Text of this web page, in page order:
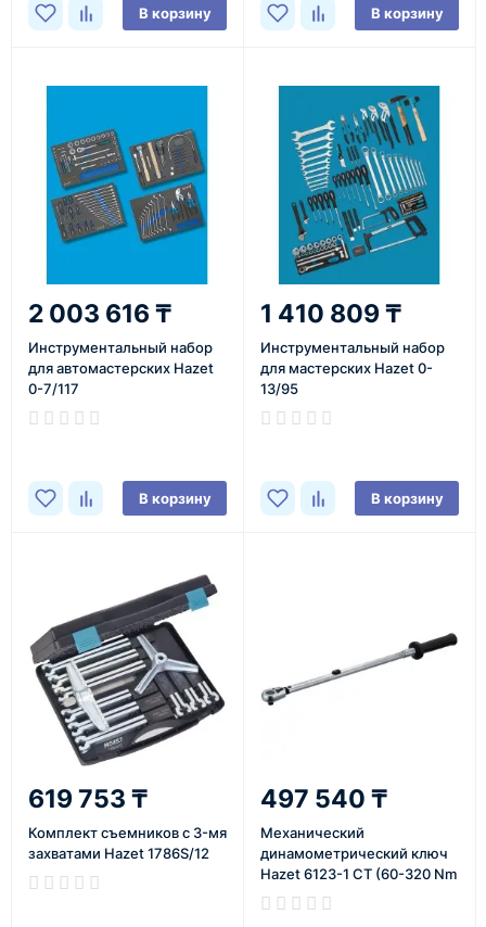
В корзину В корзину
2 003 616 ₸
Инструментальный набор
для автомастерских Hazet
0-7/117
В корзину
1 410 809 ₸
Инструментальный набор
для мастерских Hazet 0-
13/95
В корзину
619 753 ₸
Комплект съемников с 3-мя
захватами Hazet 1786S/12
497 540 ₸
Механический
динамометрический ключ
Hazet 6123-1 CT (60-320 Nm
1/2)